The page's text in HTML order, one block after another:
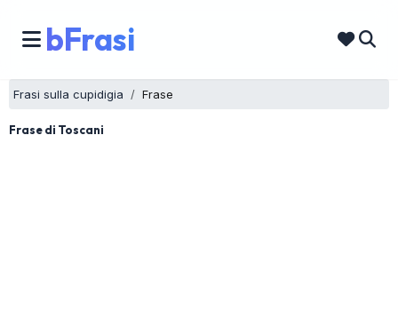
bFrasi
Frasi sulla cupidigia Frase
Frase di Toscani